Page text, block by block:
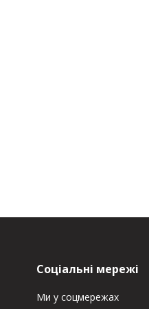
Соціальні мережі
Ми у соцмережах